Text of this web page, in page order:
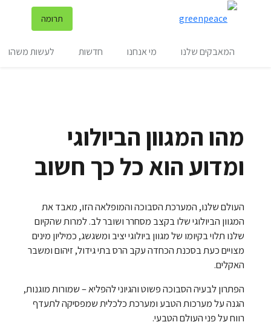
תרומה
המאבקים שלנו מי אנחנו חדשות לעשות משהו
מהו המגוון הביולוגי
ומדוע הוא כל כך חשוב
העולם שלנו, המערכת הסבוכה והמופלאה הזו, מאבד את
המגוון הביולוגי שלו בקצב מסחרר ושובר לב. למרות שהקיום
שלנו תלוי בקיומו של מגוון ביולוגי יציב ומשגשג, כמיליון מינים
מצויים כעת בסכנת הכחדה עקב הרס בתי גידול, זיהום ומשבר
האקלים.
הפתרון לבעיה הסבוכה פשוט והגיוני להפליא – שמורות מוגנות,
הגנה על מערכות הטבע ומערכת כלכלית שמפסיקה לתעדף
רווח על פני העולם הטבעי.